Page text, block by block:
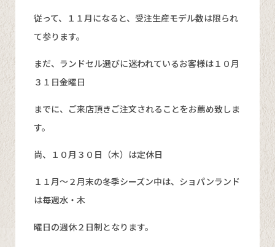
従って、１１月になると、受注生産モデル数は限られ
て参ります。
まだ、ランドセル選びに迷われているお客様は１０月
３１日金曜日
までに、ご来店頂きご注文されることをお薦め致しま
す。
尚、１０月３０日（木）は定休日
１１月～２月末の冬季シーズン中は、ショパンランド
は毎週水・木
曜日の週休２日制となります。